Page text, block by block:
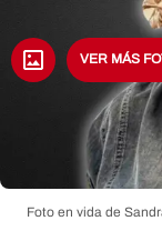
Foto en vida de
VER MÁS